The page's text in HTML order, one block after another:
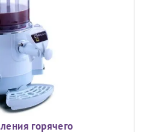
горячего